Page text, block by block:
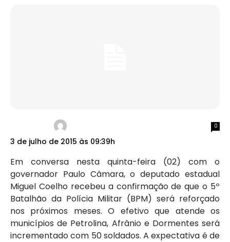
3 de julho de 2015 às 09:39h
0
Em conversa nesta quinta-feira (02) com o
governador Paulo Câmara, o deputado estadual
Miguel Coelho recebeu a confirmação de que o 5º
Batalhão da Polícia Militar (BPM) será reforçado
nos próximos meses. O efetivo que atende os
municípios de Petrolina, Afrânio e Dormentes será
incrementado com 50 soldados. A expectativa é de